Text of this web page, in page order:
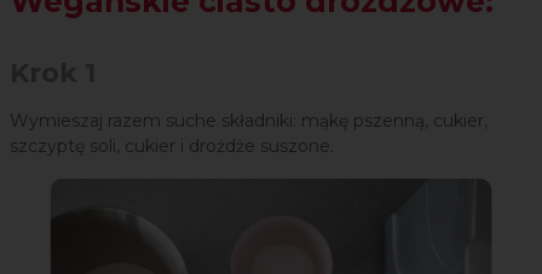
Wymieszaj razem suche składniki: mąkę pszenną, cukier,
szczyptę soli, cukier i drożdże suszone.